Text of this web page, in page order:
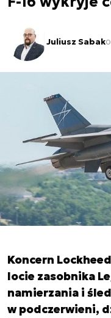
Juliusz Sabak
Koncern
locie zasobnika
namierzania i
w podczerwieni,